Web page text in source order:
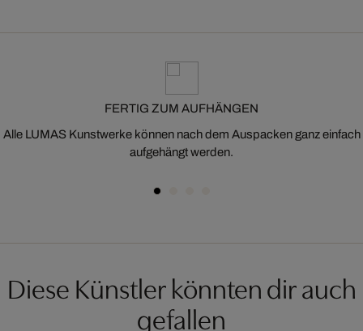
FERTIG ZUM AUFHÄNGEN
Alle LUMAS Kunstwerke können nach dem Auspacken ganz einfach
aufgehängt werden.
Diese Künstler könnten dir auch
gefallen